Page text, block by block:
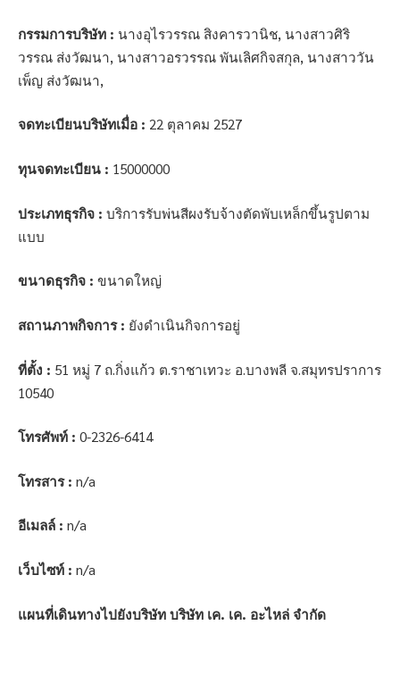
กรรมการบริษัท : นางอุไรวรรณ สิงคารวานิช, นางสาวศิริ
วรรณ ส่งวัฒนา, นางสาวอรวรรณ พันเลิศกิจสกุล, นางสาววัน
เพ็ญ ส่งวัฒนา,
จดทะเบียนบริษัทเมื่อ : 22 ตุลาคม 2527
ทุนจดทะเบียน : 15000000
ประเภทธุรกิจ : บริการรับพ่นสีผงรับจ้างตัดพับเหล็กขึ้นรูปตาม
แบบ
ขนาดธุรกิจ : ขนาดใหญ่
สถานภาพกิจการ : ยังดำเนินกิจการอยู่
ที่ตั้ง : 51 หมู่ 7 ถ.กิ่งแก้ว ต.ราชาเทวะ อ.บางพลี จ.สมุทรปราการ
10540
โทรศัพท์ : 0-2326-6414
โทรสาร : n/a
อีเมลล์ : n/a
เว็บไซท์ : n/a
แผนที่เดินทางไปยังบริษัท บริษัท เค. เค. อะไหล่ จำกัด